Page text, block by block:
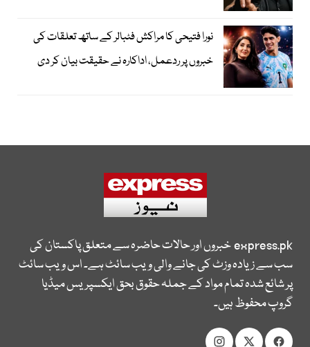
نورا فتیحی کا مراکش فٹبالر کے ساتھ تعلقات کی
خبروں پر ردعمل، اداکارہ نے حقیقت بیان کر دی
express.pkخبروں اور حالات حاضرہ سے متعلق پاکستان کی
سب سے زیادہ وزٹ کی جانے والی ویب سائٹ ہے۔ اس ویب سائٹ
پر شائع شدہ تمام مواد کے جملہ حقوق بحق ایکسپریس میڈیا
گروپ محفوظ ہیں۔